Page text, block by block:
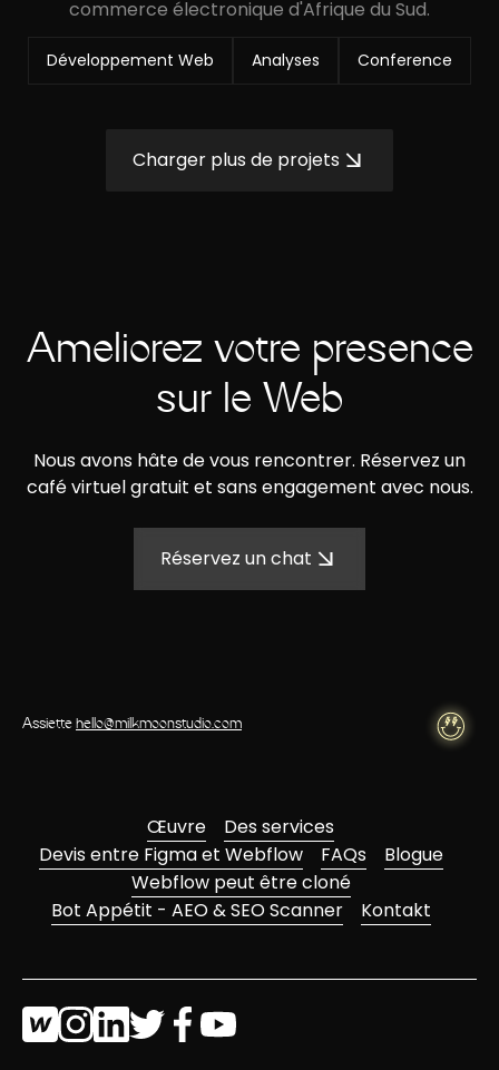
commerce électronique d'Afrique du Sud.
Développement Web Analyses Conference
Charger plus de projets
Améliorez votre présence
sur le Web
Nous avons hâte de vous rencontrer. Réservez un
café virtuel gratuit et sans engagement avec nous.
Réservez un chat
Assiettehello@milkmoonstudio.com
Œuvre
Des services
Devis entre Figma et Webflow
FAQs
Blogue
Webflow peut être cloné
Bot Appétit - AEO & SEO Scanner
Kontakt